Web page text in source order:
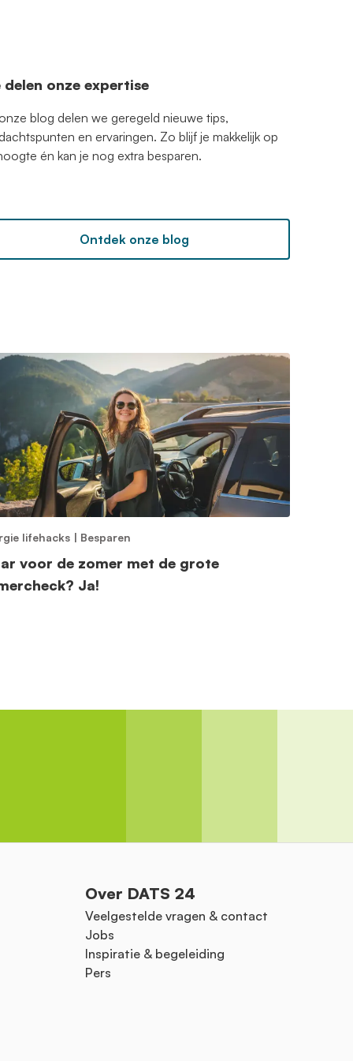
delen onze expertise
blog delen we geregeld nieuwe tips,
en ervaringen. Zo blijf je makkelijk op
én kan je nog extra besparen.
Ontdek onze blog
lifehacks | Besparen
voor de zomer met de grote
Ja!
Over DATS 24
Veelgestelde vragen & contact
Jobs
Inspiratie & begeleiding
Pers